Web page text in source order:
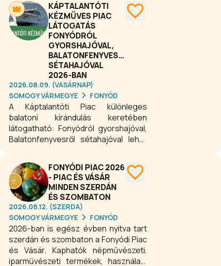
KÁPTALANTÓTI
KÉZMŰVES PIAC
LÁTOGATÁS
FONYÓDRÓL
GYORSHAJÓVAL,
BALATONFENYVESRŐL
SÉTAHAJÓVAL
2026-BAN
2026.08.09. (VASÁRNAP)
SOMOGY VÁRMEGYE
FONYÓD
A Káptalantóti Piac különleges
balatoni kirándulás keretében
látogatható: Fonyódról gyorshajóval,
Balatonfenyvesről sétahajóval lehet
folytatódik az út a piacra. Másfél óra
vásárlás és szabadprogram után két
délutáni program közül lehet
választani: a Folly Arborétum és
Borászat, vagy az Istvándy és a
Laposa Borászat badacsonyi
programja.
FONYÓDI PIAC 2026
- PIAC ÉS VÁSÁR
MINDEN SZERDÁN
ÉS SZOMBATON
2026.08.12. (SZERDA)
SOMOGY VÁRMEGYE
FONYÓD
2026-ban is egész évben nyitva tart
szerdán és szombaton a Fonyódi Piac
és Vásár. Kaphatók népművészeti,
iparművészeti termékek, használati,